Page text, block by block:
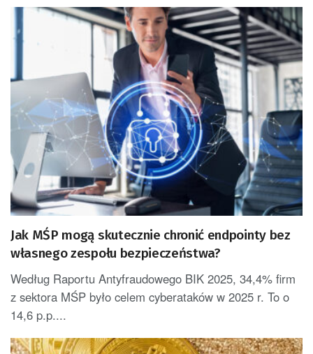
Jak MŚP mogą skutecznie chronić endpointy bez
własnego zespołu bezpieczeństwa?
Według Raportu Antyfraudowego BIK 2025, 34,4% firm
z sektora MŚP było celem cyberataków w 2025 r. To o
14,6 p.p....